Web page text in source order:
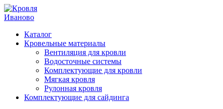
Перейти
к
Каталог
Кровельные материалы
Вентиляция для кровли
Водосточные системы
Комплектующие для кровли
Мягкая кровля
Рулонная кровля
Комплектующие для сайдинга